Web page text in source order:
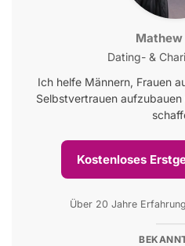
Mathew
Dating- &
Ich helfe Männern, Frauen
Selbstvertrauen
Kostenloses
Über 20 Jahre